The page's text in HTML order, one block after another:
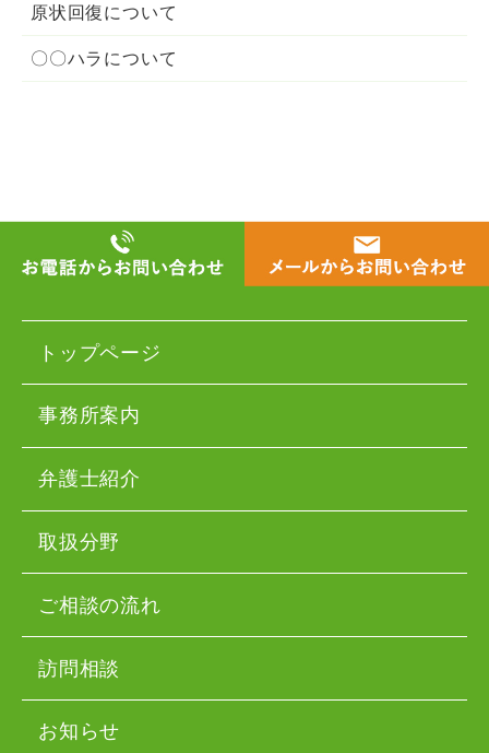
原状回復について
〇〇ハラについて
トップページ
事務所案内
弁護士紹介
取扱分野
ご相談の流れ
訪問相談
お知らせ